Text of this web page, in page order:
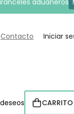
aduaneros
Contacto Iniciar